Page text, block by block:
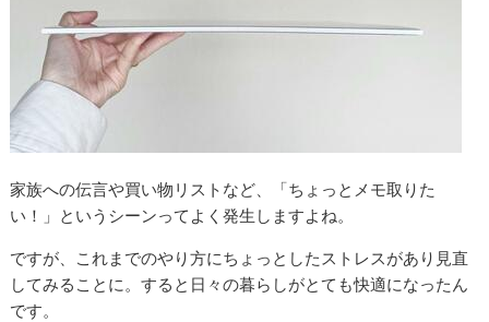
家族への伝言や買い物リストなど、「ちょっとメモ取りた
い！」というシーンってよく発生しますよね。
ですが、これまでのやり方にちょっとしたストレスがあり見直
してみることに。すると日々の暮らしがとても快適になったん
です。